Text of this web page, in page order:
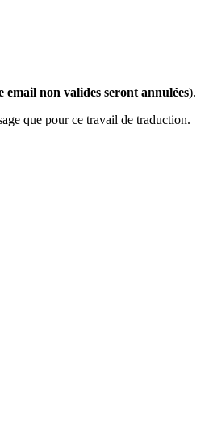
email non valides seront annulées).
que pour ce travail de traduction.